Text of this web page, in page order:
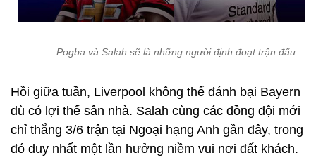
Pogba và Salah sẽ là những người định đoạt trận đấu
Hồi giữa tuần, Liverpool không thể đánh bại Bayern
dù có lợi thế sân nhà. Salah cùng các đồng đội mới
chỉ thắng 3/6 trận tại Ngoại hạng Anh gần đây, trong
đó duy nhất một lần hưởng niềm vui nơi đất khách.